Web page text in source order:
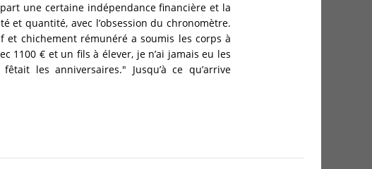
une certaine indépendance financière et la
quantité, avec l’obsession du chronomètre.
chichement rémunéré a soumis les corps à
1100 € et un fils à élever, je n’ai jamais eu les
les anniversaires." Jusqu’à ce qu’arrive